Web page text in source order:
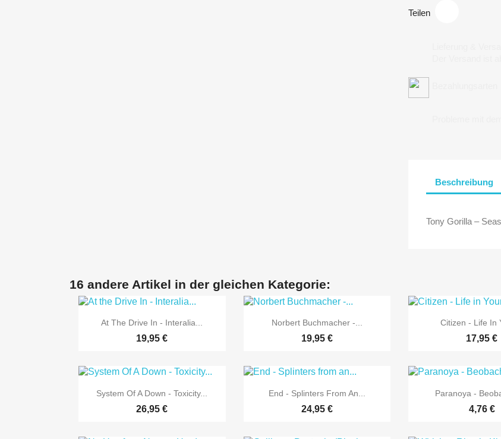
Teilen
Beschreibung
Tony Gorilla –
16 andere Artikel in der gleichen Kategorie:
 Vorschau
At The Drive In - Interalia...
19,95 €
 Vorschau
Norbert Buchmacher -...
19,95 €

Citizen - Life In
17,95 €
 Vorschau
System Of A Down - Toxicity...
26,95 €
 Vorschau
End - Splinters From An...
24,95 €

Paranoya -
4,76 €